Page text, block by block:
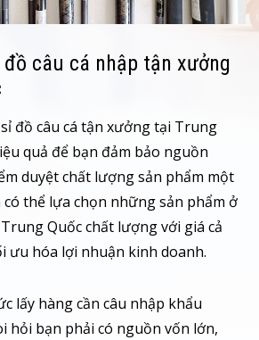
câu cá nhập tận xưởng
đồ câu cá tận xưởng tại Trung
quả để bạn đảm bảo nguồn
duyệt chất lượng sản phẩm một
có thể lựa chọn những sản phẩm ở
Quốc chất lượng với giá cả
ưu hóa lợi nhuận kinh doanh.
lấy hàng cần câu nhập khẩu
hỏi bạn phải có nguồn vốn lớn,